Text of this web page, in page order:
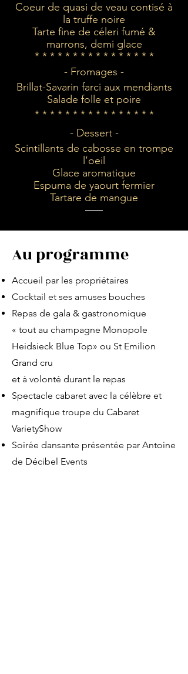
Coeur de quasi de veau contisé à
la truffe noire
Tarte fine de céleri fumé &
marrons, demi glace
* * * * * * * * * * * * * * * *
- Fromages -
Brillat-Savarin farci aux mendiants
Salade folle et poire
* * * * * * * * * * * * * * * *
- Dessert -
Scintillants de cabosse en trompe
l’oeil
Glace aromatique
Espuma de yaourt fermier
Tartare de mangue
Au programme
Accueil par les propriétaires
Cocktail et ses amuses bouches
Repas de gala & gastronomique
« tout au champagne Monopole
Heidsieck Blue Top» ou St Emilion
Grand cru
et à volonté durant le repas
Spectacle cabaret avec la célèbre et
magnifique troupe du Cabaret
VarietyShow
Soirée dansante présentée par Antoine
de Décibel Events